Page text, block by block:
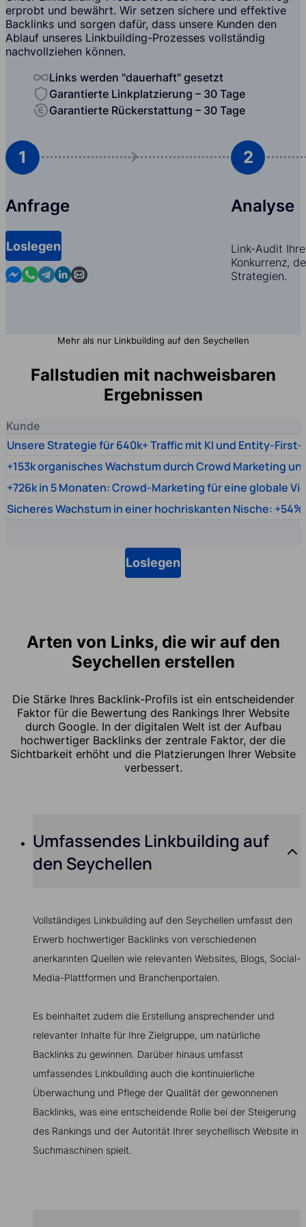
erprobt und bewährt. Wir setzen sichere und effektive
Backlinks und sorgen dafür, dass unsere Kunden den
Ablauf unseres Linkbuilding-Prozesses vollständig
nachvollziehen können.
Links werden "dauerhaft" gesetzt
Garantierte Linkplatzierung – 30 Tage
Garantierte Rückerstattung – 30 Tage
1
Anfrage
Loslegen
Contact us in Messenger
Contact us in WhatsApp
Contact us in Telegram
Contact us in Linkedin
Contact us by email
2
Analyse
Link-Audit
Konkurrenz,
Strategien.
Mehr als nur Linkbuilding auf den Seychellen
Fallstudien mit nachweisbaren
Ergebnissen
Kunde
Unsere Strategie für 640k+ Traffic mit KI und Entity-
+153k organisches Wachstum durch Crowd Marketing
+726k in 5 Monaten: Crowd-Marketing für eine globale
Sicheres Wachstum in einer hochriskanten Nische:
Loslegen
Arten von Links, die wir auf den
Seychellen erstellen
Die Stärke Ihres Backlink-Profils ist ein entscheidender
Faktor für die Bewertung des Rankings Ihrer Website
durch Google. In der digitalen Welt ist der Aufbau
hochwertiger Backlinks der zentrale Faktor, der die
Sichtbarkeit erhöht und die Platzierungen Ihrer Website
verbessert.
Umfassendes Linkbuilding auf
den Seychellen
Vollständiges Linkbuilding auf den Seychellen umfasst den
Erwerb hochwertiger Backlinks von verschiedenen
anerkannten Quellen wie relevanten Websites, Blogs, Social-
Media-Plattformen und Branchenportalen.
Es beinhaltet zudem die Erstellung ansprechender und
relevanter Inhalte für Ihre Zielgruppe, um natürliche
Backlinks zu gewinnen. Darüber hinaus umfasst
umfassendes Linkbuilding auch die kontinuierliche
Überwachung und Pflege der Qualität der gewonnenen
Backlinks, was eine entscheidende Rolle bei der Steigerung
des Rankings und der Autorität Ihrer seychellisch Website in
Suchmaschinen spielt.